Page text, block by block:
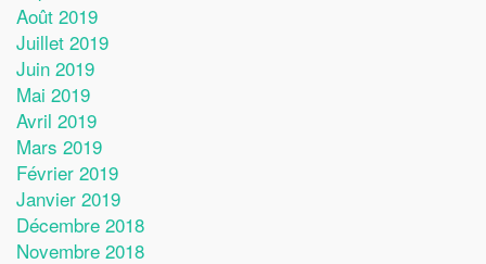
Août 2019
Juillet 2019
Juin 2019
Mai 2019
Avril 2019
Mars 2019
Février 2019
Janvier 2019
Décembre 2018
Novembre 2018